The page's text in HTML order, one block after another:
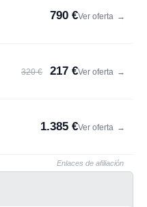
790 €Ver oferta →
320 € 217 €Ver oferta →
1.385 €Ver oferta →
Enlaces de afiliación